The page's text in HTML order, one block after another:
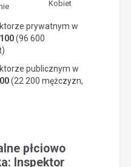
Kobiet
prywatnym w
(96 600
publicznym w
(22 200 mężczyzn,
płciowo
Inspektor